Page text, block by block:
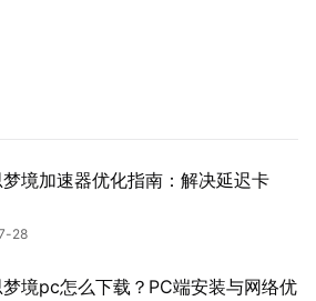
境加速器优化指南：解决延迟卡
28
境pc怎么下载？PC端安装与网络优